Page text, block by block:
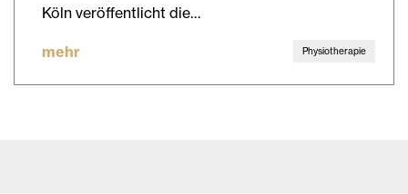
Köln veröffentlicht die…
mehr Physiotherapie